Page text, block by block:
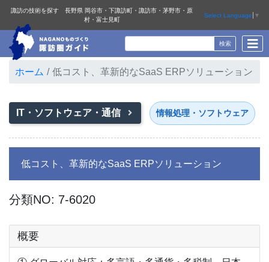
諏訪の技術を探す 長野県 岡谷市・下諏訪町・諏訪市・茅野市・原
村・富士見町
Select Language ▼
ホーム 低コスト、革新的なSaaS ERPソリューション
IT・ソフトウェア・通信 情報処理・ソフトウェア
低コスト、革新的なSaaS ERPソリューション
分類NO: 7-6020
概要